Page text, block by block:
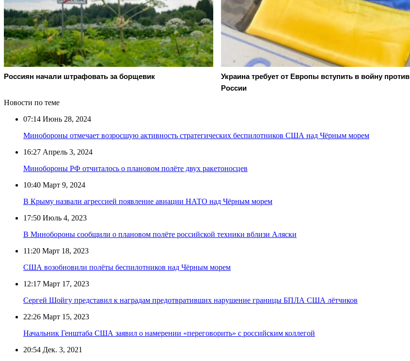
Россиян начали штрафовать за борщевик
Украина требует от Европы вступить в войну против
России
Новости по теме
07:14 Июнь 28, 2024
Минобороны отмечает возросшую активность стратегических беспилотников США над Чёрным морем
16:27 Апрель 3, 2024
Минобороны РФ отчиталось о плановом полёте двух ракетоносцев
10:40 Март 9, 2024
В Крыму назвали агрессией появление авиации НАТО над Чёрным морем
17:50 Июль 4, 2023
В Минобороны сообщили о плановом полёте российской техники вблизи Аляски
11:20 Март 18, 2023
США возобновили полёты беспилотников над Чёрным морем
12:17 Март 17, 2023
Сергей Шойгу представил к наградам предотвративших нарушение границы БПЛА США лётчиков
22:26 Март 15, 2023
Начальник Генштаба США заявил о намерении «переговорить» с российским коллегой
20:54 Дек. 3, 2021